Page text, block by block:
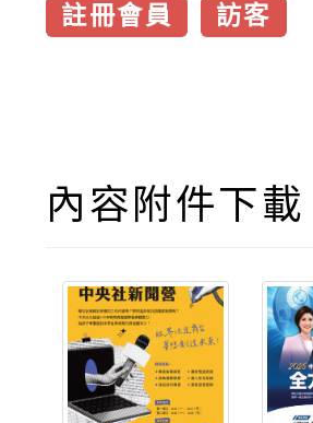
註冊會員 訪客
內容附件下載